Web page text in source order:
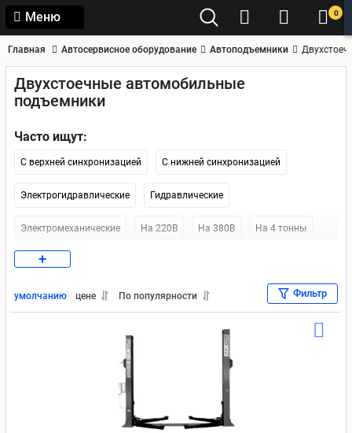
Меню 0
Главная Автосервисное оборудование Автоподъемники
Двухстоечные автомобильные
подъемники
Часто ищут:
С верхней синхронизацией С нижней синхронизацией
Электрогидравлические Гидравлические
Электромеханические На 220В На 380В На 4 тонны
На 5 тонн
Двухстоечные подъемники ATIS
Двухстоечные подъемники KraftWell
Двухстоечные подъемники AE&T Винтовые
Автомобильные (легковые)
+
умолчанию цене По популярности Фильтр